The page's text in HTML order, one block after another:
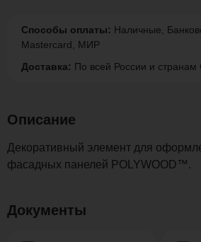
Способы оплаты: Наличные,
Mastercard, МИР
Доставка: По всей России и
Описание
Декоративный элемент для
фасадных панелей POLYWOOD™.
Документы